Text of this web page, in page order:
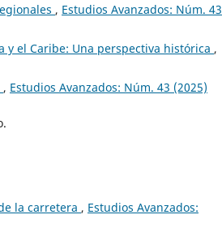
, Estudios Avanzados: Núm. 43
y el Caribe: Una perspectiva histórica ,
, Estudios Avanzados: Núm. 43 (2025)
la carretera , Estudios Avanzados: